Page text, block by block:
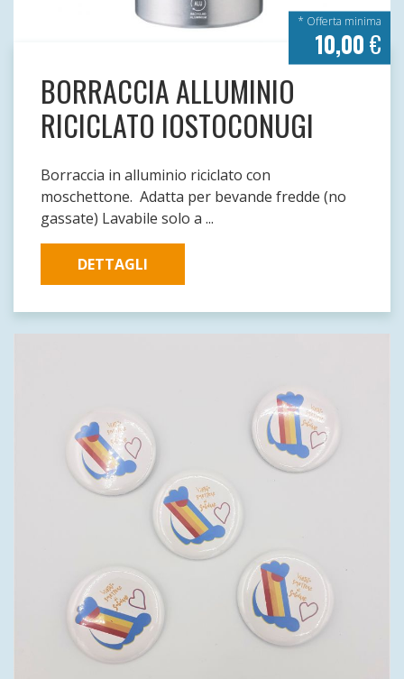
* Offerta minima
10,00€
BORRACCIA ALLUMINIO
RICICLATO IOSTOCONUGI
Borraccia in alluminio riciclato con
moschettone. Adatta per bevande fredde (no
gassate) Lavabile solo a ...
DETTAGLI